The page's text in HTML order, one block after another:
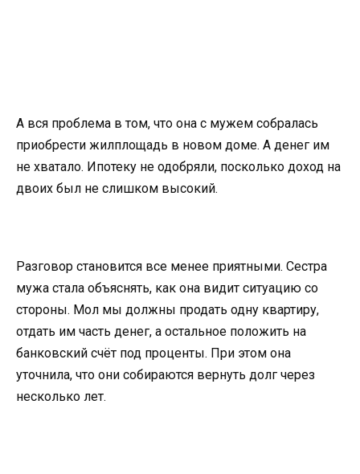
А вся проблема в том, что она с мужем собралась
приобрести жилплощадь в новом доме. А денег им
не хватало. Ипотеку не одобряли, посколько доход на
двоих был не слишком высокий.
Разговор становится все менее приятными. Сестра
мужа стала объяснять, как она видит ситуацию со
стороны. Мол мы должны продать одну квартиру,
отдать им часть денег, а остальное положить на
банковский счёт под проценты. При этом она
уточнила, что они собираются вернуть долг через
несколько лет.